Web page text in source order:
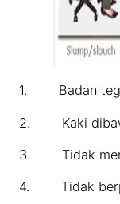
1. Badan
2. Kaki
3. Tidak
4. Tidak